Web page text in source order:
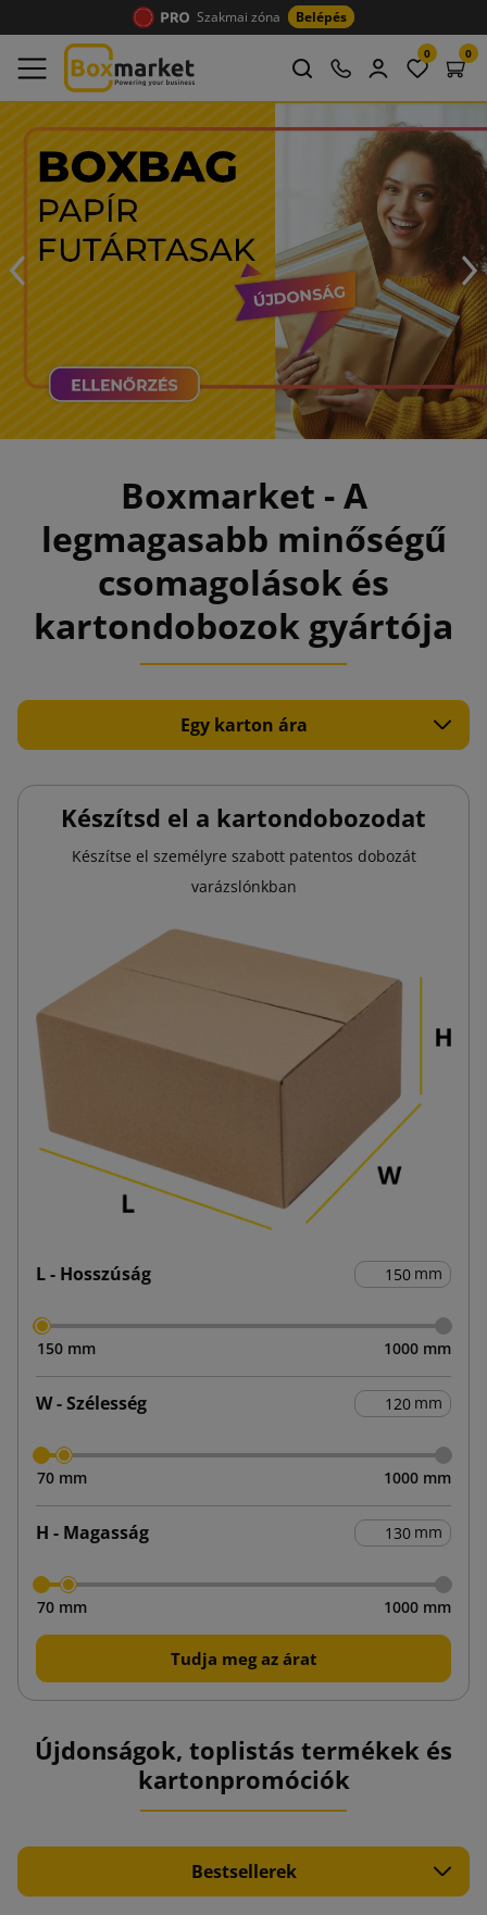
Szakmai zóna Belépés
0 0
Boxmarket - A
legmagasabb minőségű
csomagolások és
kartondobozok gyártója
Egy karton ára
Készítsd el a kartondobozodat
Készítse el személyre szabott patentos dobozát
varázslónkban
L - Hosszúság mm
150 mm 1000 mm
W - Szélesség mm
70 mm 1000 mm
H - Magasság mm
70 mm 1000 mm
Tudja meg az árat
Újdonságok, toplistás termékek és
kartonpromóciók
Bestsellerek